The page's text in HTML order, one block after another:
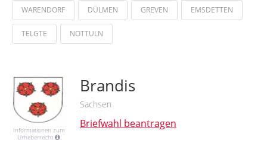
WARENDORF DÜLMEN GREVEN EMSDETTEN
TELGTE NOTTULN
Informationen zum
Urheberrecht
Brandis
Sachsen
Briefwahl beantragen